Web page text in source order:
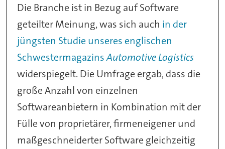
Die Branche ist in Bezug auf Software
geteilter Meinung, was sich auch in der
jüngsten Studie unseres englischen
SchwestermagazinsAutomotive Logistics
widerspiegelt. Die Umfrage ergab, dass die
große Anzahl von einzelnen
Softwareanbietern in Kombination mit der
Fülle von proprietärer, firmeneigener und
maßgeschneiderter Software gleichzeitig